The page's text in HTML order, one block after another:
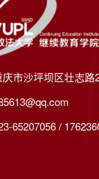
市沙坪坝区壮志
65207056 /